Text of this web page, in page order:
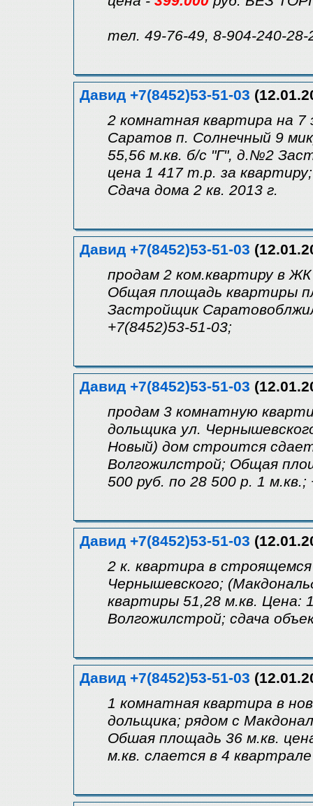
тел. 49-76-49, 8-904-240-28-
Давид +7(8452)53-51-03
2 комнатная квартира на 7
Саратов п. Солнечный 9
55,56 м.кв. б/с "Г", д.№2
цена 1 417 т.р. за
Сдача дома 2 кв. 2013 г.
Давид +7(8452)53-51-03
продам 2 ком.квартиру в
Общая площадь квартиры
Застройщик
+7(8452)53-51-03;
Давид +7(8452)53-51-03
продам 3 комнатную
дольщика ул.
Новый) дом строится
Волгожилстрой; Общая
500 руб. по 28 500 р. 1 м.кв.;
Давид +7(8452)53-51-03
2 к. квартира в
Чернышевского;
квартиры 51,28 м.кв. Цена:
Волгожилстрой; сдача
Давид +7(8452)53-51-03
1 комнатная квартира в
дольщика; рядом с
Обшая площадь 36 м.кв.
м.кв. слается в 4